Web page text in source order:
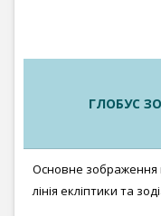
ГЛОБУС
Основне зображення
лінія екліптики та